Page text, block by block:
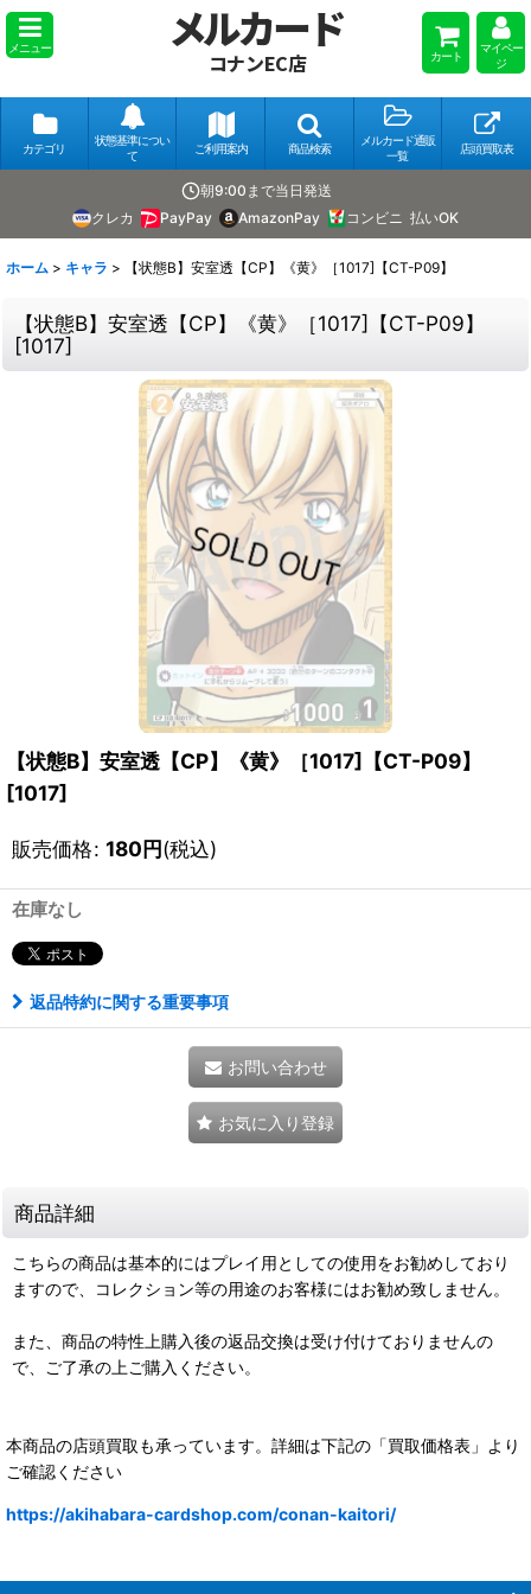
メニュー メルカード
コナンEC店 カート
マイペー
ジ
カテゴリ
状態基準につい
て
ご利用案内 商品検索
メルカード通販
一覧
店頭買取表
朝9:00まで当日発送
クレカ
PayPay AmazonPay コンビニ 払いOK
ホーム > キャラ > 【状態B】安室透【CP】《黄》［1017]【CT-P09】
【状態B】安室透【CP】《黄》［1017]【CT-P09】
[1017]
【状態B】安室透【CP】《黄》［1017]【CT-P09】
[1017]
販売価格: 180円(税込)
在庫なし
返品特約に関する重要事項
お問い合わせ
お気に入り登録
商品詳細
こちらの商品は基本的にはプレイ用としての使用をお勧めしており
ますので、コレクション等の用途のお客様にはお勧め致しません。
また、商品の特性上購入後の返品交換は受け付けておりませんの
で、ご了承の上ご購入ください。
本商品の店頭買取も承っています。詳細は下記の「買取価格表」より
ご確認ください
https://akihabara-cardshop.com/conan-kaitori/